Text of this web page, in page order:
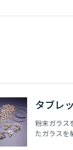
タブレ
粉末ガラス
たガラスを